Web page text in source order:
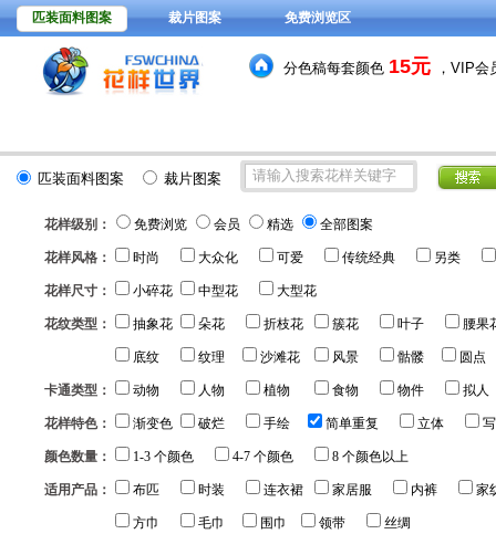
匹装面料图案 裁片图案 免费浏览区
分色稿每套颜色 15元 ，VIP
匹装面料图案 裁片图案
花样级别： 免费浏览 会员 精选 全部图案
花样风格： 时尚 大众化 可爱 传统经典 另类
花样尺寸： 小碎花 中型花 大型花
花纹类型： 抽象花 朵花 折枝花 簇花 叶子 腰果
底纹 纹理 沙滩花 风景 骷髅 圆点
卡通类型： 动物 人物 植物 食物 物件 拟人
花样特色： 渐变色 破烂 手绘 简单重复 立体
颜色数量： 1-3 个颜色 4-7 个颜色 8 个颜色以上
适用产品： 布匹 时装 连衣裙 家居服 内裤 家
方巾 毛巾 围巾 领带 丝绸